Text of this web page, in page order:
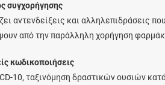
συγχορήγησης
αντενδείξεις και αλληλεπιδράσεις
από την παράλληλη χορήγηση
κωδικοποιήσεις
10, ταξινόμηση δραστικών ουσιών